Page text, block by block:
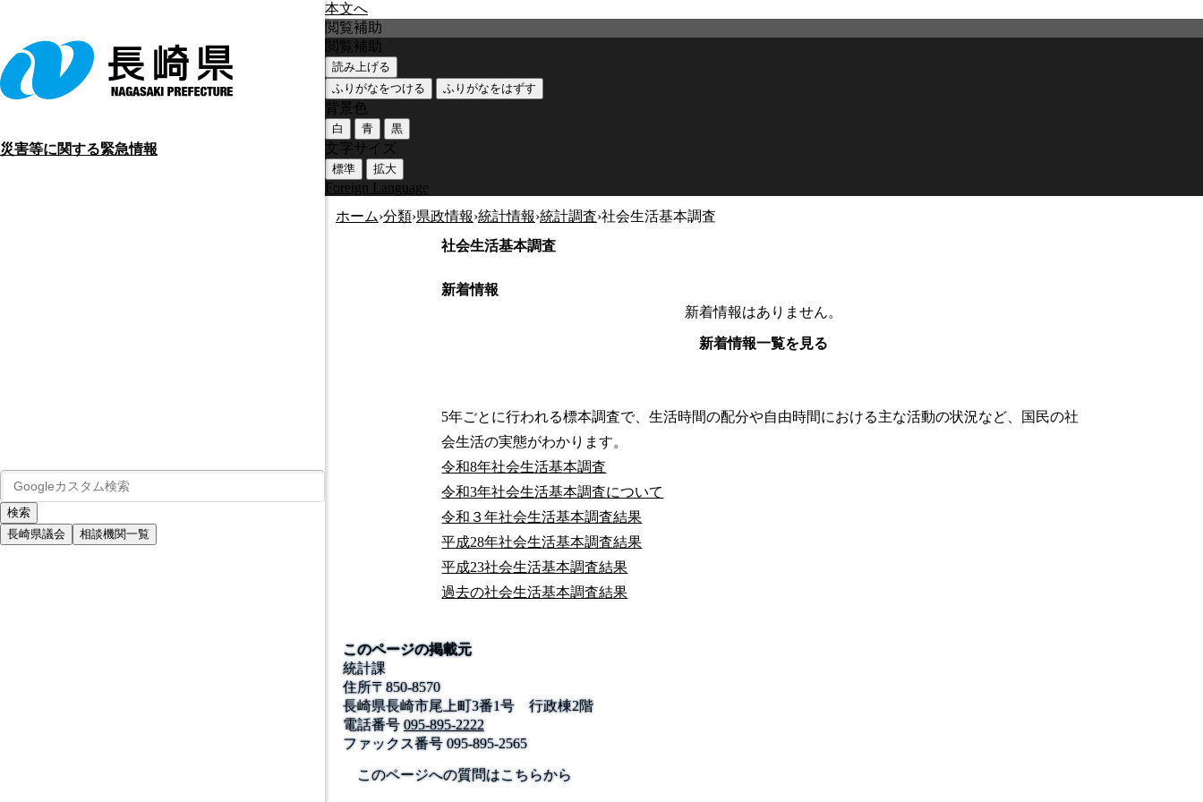
本文へ
災害等に関する緊急情報
長崎県議会 相談機関一覧
閲覧補助
閲覧補助
読み上げる
ふりがなをつける
ふりがなをはずす
背景色
白 青 黒
文字サイズ
標準 拡大
Foreign Language
ホーム›分類›県政情報›統計情報›統計調査›社会生活基本調査
社会生活基本調査
新着情報
新着情報はありません。
新着情報一覧を見る
5年ごとに行われる標本調査で、生活時間の配分や自由時間における主な活動の状況など、国民の社
会生活の実態がわかります。
令和8年社会生活基本調査
令和3年社会生活基本調査について
令和３年社会生活基本調査結果
平成28年社会生活基本調査結果
平成23社会生活基本調査結果
過去の社会生活基本調査結果
このページの掲載元
統計課
住所〒850-8570
長崎県長崎市尾上町3番1号 行政棟2階
電話番号 095-895-2222
ファックス番号095-895-2565
このページへの質問はこちらから
公式SNS
このサイトについて
長崎県庁